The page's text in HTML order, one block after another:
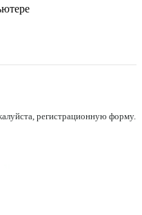
регистрационную форму.